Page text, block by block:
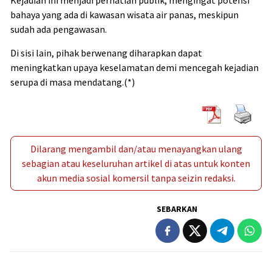
bahaya yang ada di kawasan wisata air panas, meskipun
sudah ada pengawasan.
Di sisi lain, pihak berwenang diharapkan dapat
meningkatkan upaya keselamatan demi mencegah kejadian
serupa di masa mendatang.(*)
Dilarang mengambil dan/atau menayangkan ulang
sebagian atau keseluruhan artikel di atas untuk konten
akun media sosial komersil tanpa seizin redaksi.
SEBARKAN